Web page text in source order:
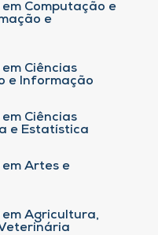
Computação e
e
Ciências
e Informação
Ciências
e Estatística
Artes e
em Agricultura,